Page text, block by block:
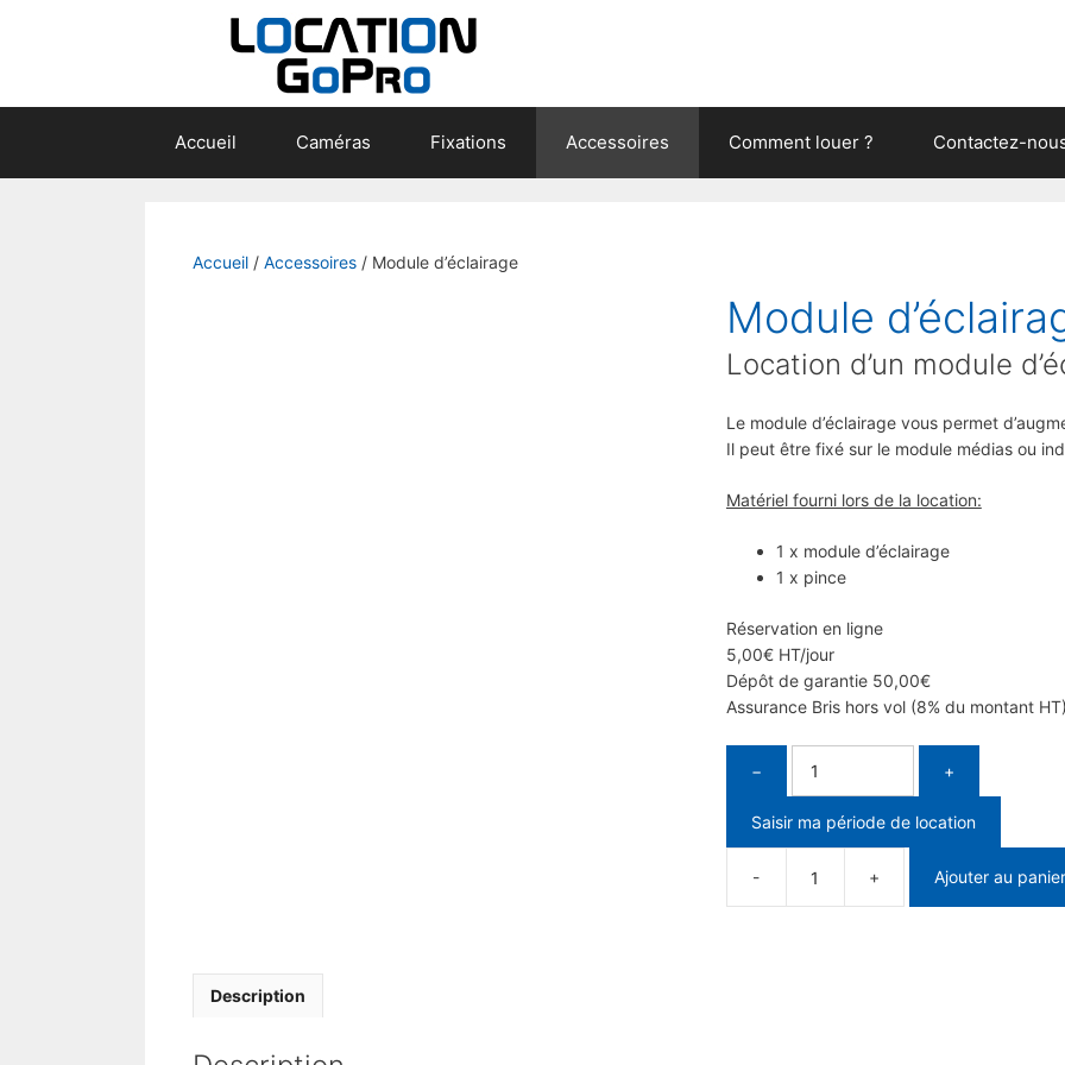
Accueil Caméras Fixations Accessoires Comment louer ? Contactez-
Accueil / Accessoires / Module d’éclairage
Module
Location d’un module
Le module d’éclairage vous permet
Il peut être fixé sur le module médias ou
Matériel fourni lors de la location:
1 x module d’éclairage
1 x pince
Réservation en ligne
5,00€ HT/jour
Dépôt de garantie 50,00€
Assurance Bris hors vol (8% du montant
− +
Saisir ma période de location
Ajouter au panier
Description